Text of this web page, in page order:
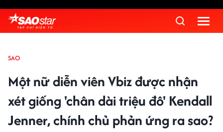
SAO
Một nữ diễn viên Vbiz được nhận
xét giống 'chân dài triệu đô' Kendall
Jenner, chính chủ phản ứng ra sao?